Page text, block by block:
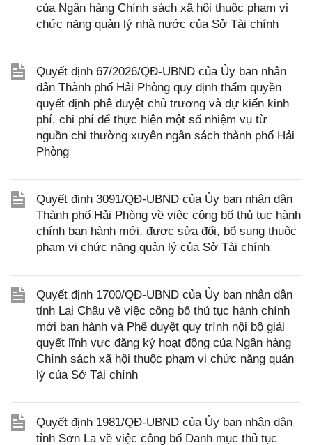
của Ngân hàng Chính sách xã hội thuộc phạm vi
chức năng quản lý nhà nước của Sở Tài chính
Quyết định 67/2026/QĐ-UBND của Ủy ban nhân
dân Thành phố Hải Phòng quy định thẩm quyền
quyết định phê duyệt chủ trương và dự kiến kinh
phí, chi phí để thực hiện một số nhiệm vụ từ
nguồn chi thường xuyên ngân sách thành phố Hải
Phòng
Quyết định 3091/QĐ-UBND của Ủy ban nhân dân
Thành phố Hải Phòng về việc công bố thủ tục hành
chính ban hành mới, được sửa đổi, bổ sung thuộc
phạm vi chức năng quản lý của Sở Tài chính
Quyết định 1700/QĐ-UBND của Ủy ban nhân dân
tỉnh Lai Châu về việc công bố thủ tục hành chính
mới ban hành và Phê duyệt quy trình nội bộ giải
quyết lĩnh vực đăng ký hoạt động của Ngân hàng
Chính sách xã hội thuộc phạm vi chức năng quản
lý của Sở Tài chính
Quyết định 1981/QĐ-UBND của Ủy ban nhân dân
tỉnh Sơn La về việc công bố Danh mục thủ tục